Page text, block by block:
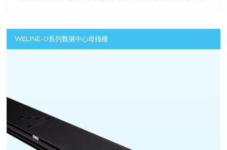
WELINE-D系列数据中心母线槽